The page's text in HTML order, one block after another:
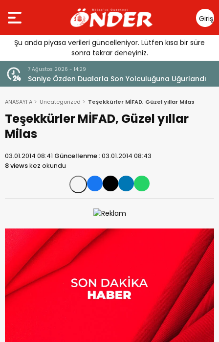
Giriş
Yap
Şu anda piyasa verileri güncelleniyor. Lütfen kısa bir süre
sonra tekrar deneyiniz.
7 Ağustos 2026 - 14:14
Tercih Döneminde Barınma Telaşı Başladı
ANASAYFA Uncategorized Teşekkürler MİFAD, Güzel yıllar Milas
Teşekkürler MİFAD, Güzel yıllar
Milas
03.01.2014 08:41 Güncellenme :03.01.2014 08:43
8 viewskez okundu